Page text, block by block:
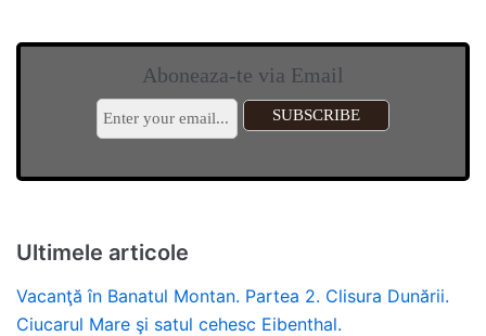
Aboneaza-te via Email
Ultimele articole
Vacanţă în Banatul Montan. Partea 2. Clisura Dunării.
Ciucarul Mare şi satul cehesc Eibenthal.